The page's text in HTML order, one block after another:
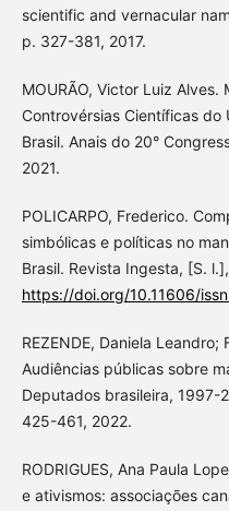
scientific and vernacular
p. 327-381, 2017.
MOURÃO, Victor Luiz
Controvérsias Científicas do
Brasil. Anais do 20°
2021.
POLICARPO, Frederico.
simbólicas e políticas no
Brasil. Revista Ingesta, [S.
https://doi.org/10.11606/
REZENDE, Daniela Leandro;
Audiências públicas sobre
Deputados brasileira, 1997-
425-461, 2022.
RODRIGUES, Ana Paula
e ativismos: associações